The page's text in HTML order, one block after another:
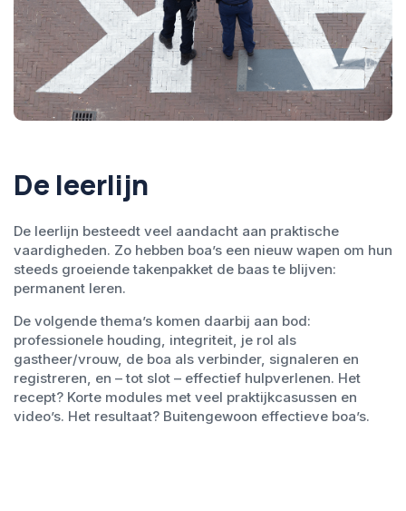
De leerlijn
De leerlijn besteedt veel aandacht aan praktische
vaardigheden. Zo hebben boa’s een nieuw wapen om hun
steeds groeiende takenpakket de baas te blijven:
permanent leren.
De volgende thema’s komen daarbij aan bod:
professionele houding, integriteit, je rol als
gastheer/vrouw, de boa als verbinder, signaleren en
registreren, en – tot slot – effectief hulpverlenen. Het
recept? Korte modules met veel praktijkcasussen en
video’s. Het resultaat? Buitengewoon effectieve boa’s.